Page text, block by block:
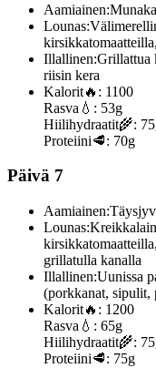
Aamiainen:
Lounas:
Illallinen:Grillattua
riisin kera
Kalorit🔥: 1100
Rasva 💧: 53g
Hiilihydraatit🌾:
Proteiini🥩: 70g
Päivä 7
Aamiainen:
Lounas:
grillatulla kanalla
Illallinen:Uunissa
(porkkanat, sipulit,
Kalorit🔥: 1200
Rasva 💧: 65g
Hiilihydraatit🌾:
Proteiini🥩: 75g